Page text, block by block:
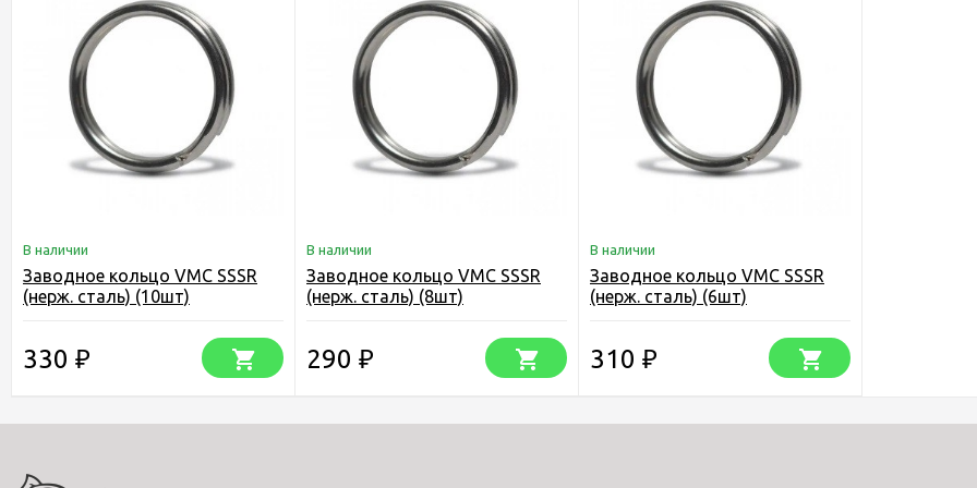
В наличии
Заводное кольцо VMC SSSR
(нерж. сталь) (10шт)
330 ₽
В наличии
Заводное кольцо VMC SSSR
(нерж. сталь) (8шт)
290 ₽
В наличии
Заводное кольцо VMC SSSR
(нерж. сталь) (6шт)
310 ₽